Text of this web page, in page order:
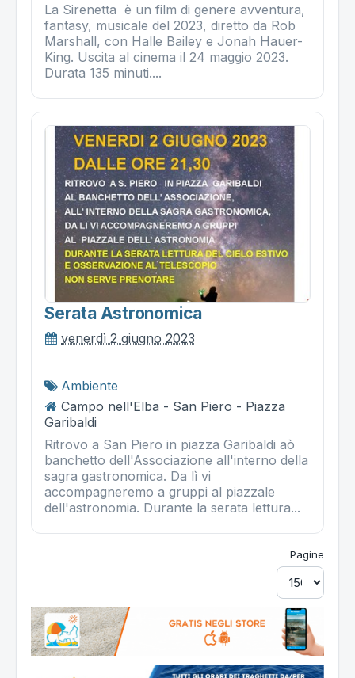
La Sirenetta è un film di genere avventura,
fantasy, musicale del 2023, diretto da Rob
Marshall, con Halle Bailey e Jonah Hauer-
King. Uscita al cinema il 24 maggio 2023.
Durata 135 minuti....
Serata Astronomica
venerdì 2 giugno 2023
Ambiente
Campo nell'Elba - San Piero - Piazza
Garibaldi
Ritrovo a San Piero in piazza Garibaldi aò
banchetto dell'Associazione all'interno della
sagra gastronomica. Da lì vi
accompagneremo a gruppi al piazzale
dell'astronomia. Durante la serata lettura...
Pagine